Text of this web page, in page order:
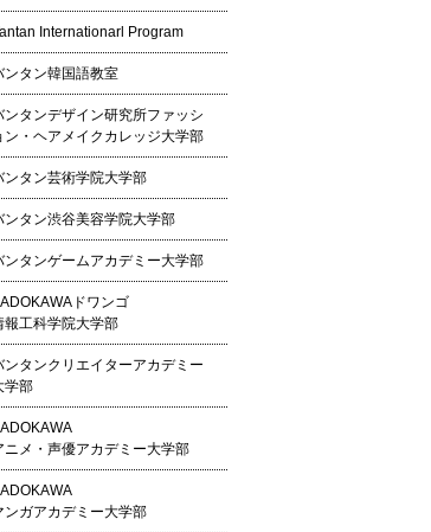
Internationarl Program
ンタン韓国語教室
ンタンデザイン研究所ファッシ
ン・ヘアメイクカレッジ大学部
ンタン芸術学院大学部
ンタン渋谷美容学院大学部
ンタンゲームアカデミー大学部
ドワンゴ
報工科学院大学部
ンタンクリエイターアカデミー
学部
ニメ・声優アカデミー大学部
ンガアカデミー大学部